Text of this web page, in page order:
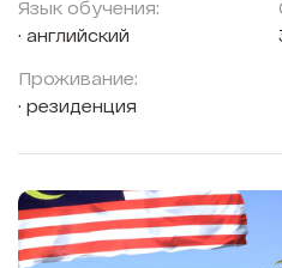
Язык обучения:
английский
Проживание:
резиденция